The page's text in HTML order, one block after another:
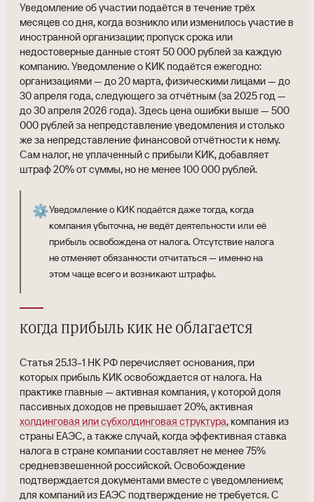
Уведомление об участии подаётся в течение трёх
месяцев со дня, когда возникло или изменилось участие в
иностранной организации; пропуск срока или
недостоверные данные стоят 50 000 рублей за каждую
компанию. Уведомление о КИК подаётся ежегодно:
организациями — до 20 марта, физическими лицами — до
30 апреля года, следующего за отчётным (за 2025 год —
до 30 апреля 2026 года). Здесь цена ошибки выше — 500
000 рублей за непредставление уведомления и столько
же за непредставление финансовой отчётности к нему.
Сам налог, не уплаченный с прибыли КИК, добавляет
штраф 20% от суммы, но не менее 100 000 рублей.
⚙️Уведомление о КИК подаётся даже тогда, когда
компания убыточна, не ведёт деятельности или её
прибыль освобождена от налога. Отсутствие налога
не отменяет обязанности отчитаться — именно на
этом чаще всего и возникают штрафы.
когда прибыль кик не облагается
Статья 25.13-1 НК РФ перечисляет основания, при
которых прибыль КИК освобождается от налога. На
практике главные — активная компания, у которой доля
пассивных доходов не превышает 20%, активная
холдинговая или субхолдинговая структура, компания из
страны ЕАЭС, а также случай, когда эффективная ставка
налога в стране компании составляет не менее 75%
средневзвешенной российской. Освобождение
подтверждается документами вместе с уведомлением;
для компаний из ЕАЭС подтверждение не требуется. С